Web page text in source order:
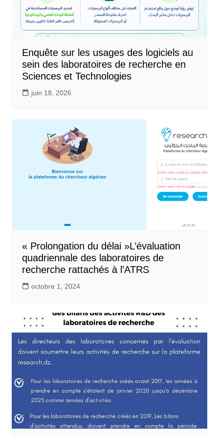
Enquête sur les usages des logiciels au
sein des laboratoires de recherche en
Sciences et Technologies
juin 18, 2026
« Prolongation du délai »L’évaluation
quadriennale des laboratoires de
recherche rattachés à l’ATRS
octobre 1, 2024